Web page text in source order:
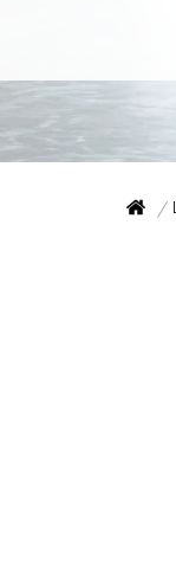
/